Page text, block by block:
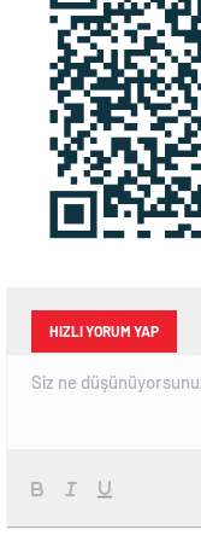
HIZLI YORUM YAP